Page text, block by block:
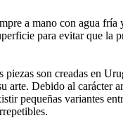
a mano con agua fría
para evitar que la
piezas son creadas en
arte. Debido al carácter
pequeñas variantes